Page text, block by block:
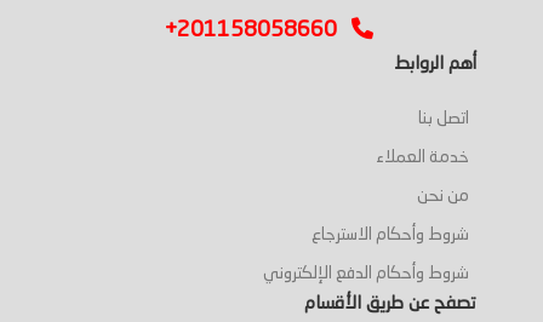
+201158058660
أهم الروابط
اتصل بنا
خدمة العملاء
من نحن
شروط وأحكام الاسترجاع
شروط وأحكام الدفع الإلكتروني
تصفح عن طريق الأقسام